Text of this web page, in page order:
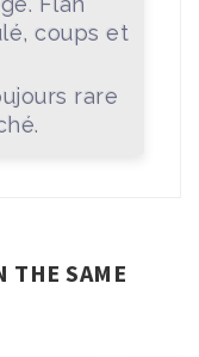
coups et
rare
THE SAME